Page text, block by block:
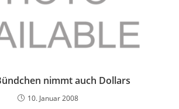
nimmt auch Dollars
10. Januar 2008